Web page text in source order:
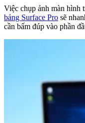
Việc chụp ảnh màn hình
bảng Surface Pro sẽ
cần bấm đúp vào phần